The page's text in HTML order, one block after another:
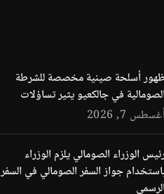
ظهور أسلحة صينية مخصصة للشرطة
في جالكعيو يثير تساؤلات
أغسطس 7, 2026
الوزراء الصومالي يلزم الوزراء
جواز السفر الصومالي في السفر